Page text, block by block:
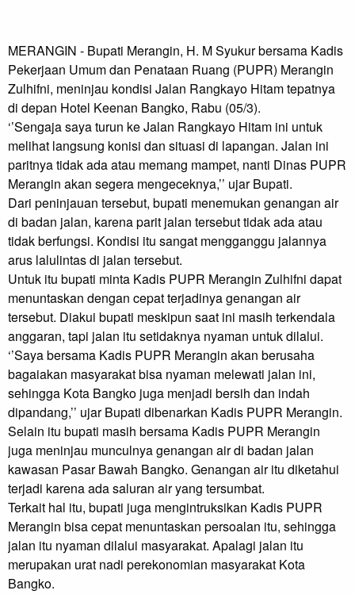
MERANGIN - Bupati Merangin, H. M Syukur bersama Kadis
Pekerjaan Umum dan Penataan Ruang (PUPR) Merangin
Zulhifni, meninjau kondisi Jalan Rangkayo Hitam tepatnya
di depan Hotel Keenan Bangko, Rabu (05/3).
‘’Sengaja saya turun ke Jalan Rangkayo Hitam ini untuk
melihat langsung konisi dan situasi di lapangan. Jalan ini
paritnya tidak ada atau memang mampet, nanti Dinas PUPR
Merangin akan segera mengeceknya,’’ ujar Bupati.
Dari peninjauan tersebut, bupati menemukan genangan air
di badan jalan, karena parit jalan tersebut tidak ada atau
tidak berfungsi. Kondisi itu sangat mengganggu jalannya
arus lalulintas di jalan tersebut.
Untuk itu bupati minta Kadis PUPR Merangin Zulhifni dapat
menuntaskan dengan cepat terjadinya genangan air
tersebut. Diakui bupati meskipun saat ini masih terkendala
anggaran, tapi jalan itu setidaknya nyaman untuk dilalui.
‘’Saya bersama Kadis PUPR Merangin akan berusaha
bagaiakan masyarakat bisa nyaman melewati jalan ini,
sehingga Kota Bangko juga menjadi bersih dan indah
dipandang,’’ ujar Bupati dibenarkan Kadis PUPR Merangin.
Selain itu bupati masih bersama Kadis PUPR Merangin
juga meninjau munculnya genangan air di badan jalan
kawasan Pasar Bawah Bangko. Genangan air itu diketahui
terjadi karena ada saluran air yang tersumbat.
Terkait hal itu, bupati juga mengintruksikan Kadis PUPR
Merangin bisa cepat menuntaskan persoalan itu, sehingga
jalan itu nyaman dilalui masyarakat. Apalagi jalan itu
merupakan urat nadi perekonomian masyarakat Kota
Bangko.